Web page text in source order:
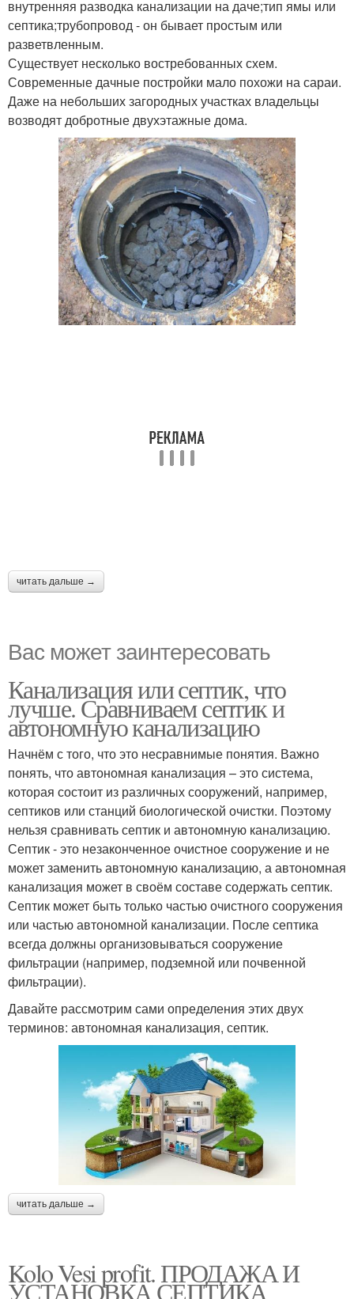
внутренняя разводка канализации на даче;тип ямы или
септика;трубопровод - он бывает простым или
разветвленным.
Существует несколько востребованных схем.
Современные дачные постройки мало похожи на сараи.
Даже на небольших загородных участках владельцы
возводят добротные двухэтажные дома.
читать дальше →
Вас может заинтересовать
Канализация или септик, что
лучше. Сравниваем септик и
автономную канализацию
Начнём с того, что это несравнимые понятия. Важно
понять, что автономная канализация – это система,
которая состоит из различных сооружений, например,
септиков или станций биологической очистки. Поэтому
нельзя сравнивать септик и автономную канализацию.
Септик - это незаконченное очистное сооружение и не
может заменить автономную канализацию, а автономная
канализация может в своём составе содержать септик.
Септик может быть только частью очистного сооружения
или частью автономной канализации. После септика
всегда должны организовываться сооружение
фильтрации (например, подземной или почвенной
фильтрации).
Давайте рассмотрим сами определения этих двух
терминов: автономная канализация, септик.
читать дальше →
Kolo Vesi profit. ПРОДАЖА И
УСТАНОВКА СЕПТИКА